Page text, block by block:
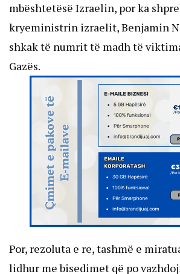
mbështetësë Izraelin, por ka
kryeministrin izraelit, Benjamin
shkak të numrit të madh të
Gazës.
Por, rezoluta e re, tashmë e
lidhur me bisedimet që po